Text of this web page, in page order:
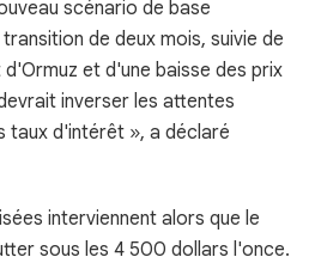
scénario de base
de deux mois, suivie de
et d'une baisse des prix
inverser les attentes
taux d'intérêt », a déclaré
interviennent alors que le
sous les 4 500 dollars l'once.